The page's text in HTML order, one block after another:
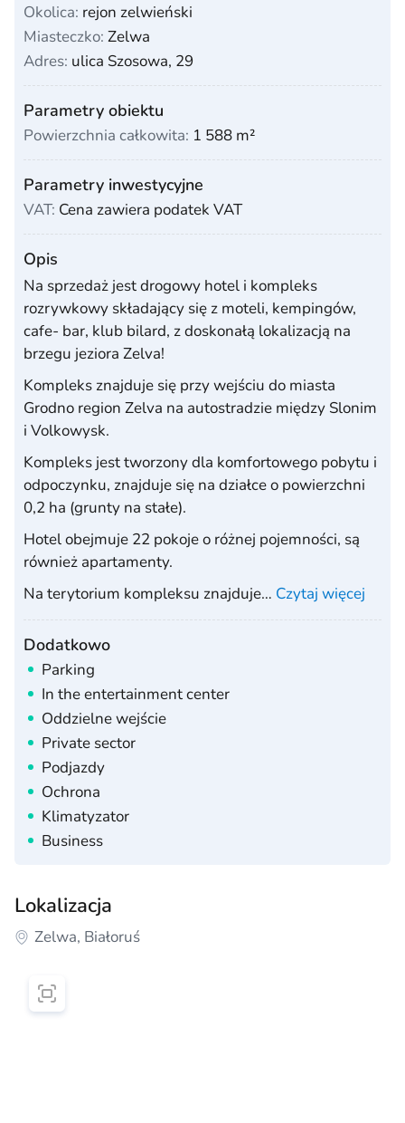
Okolica: rejon zelwieński
Miasteczko: Zelwa
Adres: ulica Szosowa, 29
Parametry obiektu
Powierzchnia całkowita: 1 588 m²
Parametry inwestycyjne
VAT: Cena zawiera podatek VAT
Opis
Na sprzedaż jest drogowy hotel i kompleks
rozrywkowy składający się z moteli, kempingów,
cafe- bar, klub bilard, z doskonałą lokalizacją na
brzegu jeziora Zelva!
Kompleks znajduje się przy wejściu do miasta
Grodno region Zelva na autostradzie między Slonim
i Volkowysk.
Kompleks jest tworzony dla komfortowego pobytu i
odpoczynku, znajduje się na działce o powierzchni
0,2 ha (grunty na stałe).
Hotel obejmuje 22 pokoje o różnej pojemności, są
również apartamenty.
Na terytorium kompleksu znajduje… Czytaj więcej
Dodatkowo
Parking
In the entertainment center
Oddzielne wejście
Private sector
Podjazdy
Ochrona
Klimatyzator
Business
Lokalizacja
Zelwa, Białoruś